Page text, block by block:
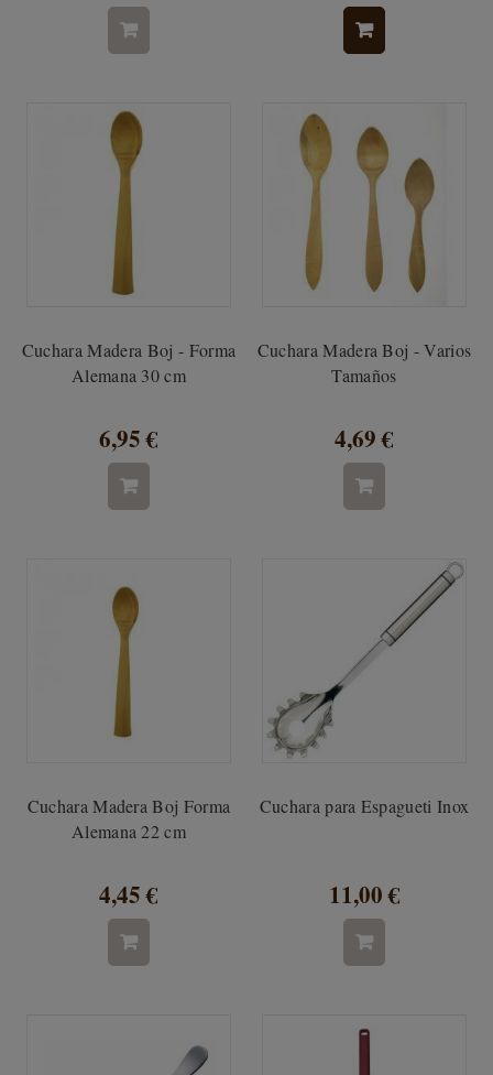
Cuchara Madera Boj - Forma
Alemana 30 cm
6,95 €
Cuchara Madera Boj - Varios
Tamaños
4,69 €
Cuchara Madera Boj Forma
Alemana 22 cm
4,45 €
Cuchara para Espagueti Inox
11,00 €